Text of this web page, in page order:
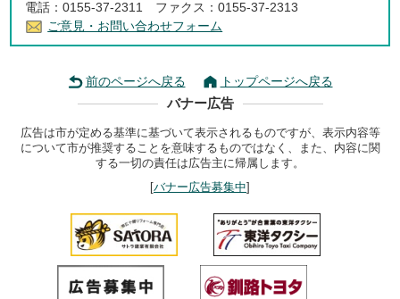
電話：0155-37-2311 ファクス：0155-37-2313
ご意見・お問い合わせフォーム
前のページへ戻る トップページへ戻る
バナー広告
広告は市が定める基準に基づいて表示されるものですが、表示内容等
について市が推奨することを意味するものではなく、また、内容に関
する一切の責任は広告主に帰属します。
[バナー広告募集中]